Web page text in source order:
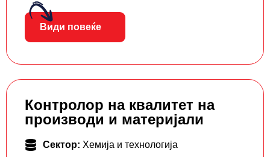
Види повеќе
Контролор на квалитет на
производи и материјали
Сектор: Хемија и технологија